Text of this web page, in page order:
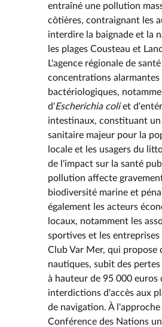
entraîné une pollution
côtières, contraignant les
interdire la baignade et la
les plages Cousteau et
L'agence régionale de
concentrations
bactériologiques,
d'Escherichia coliet
intestinaux, constituant un
sanitaire majeur pour la
locale et les usagers du
de l'impact sur la santé
pollution affecte
biodiversité marine et
également les acteurs
locaux, notamment les
sportives et les entreprises
Club Var Mer, qui propose
nautiques, subit des
à hauteur de 95 000 euros
interdictions d'accès aux
de navigation. À l'approche
Conférence des Nations